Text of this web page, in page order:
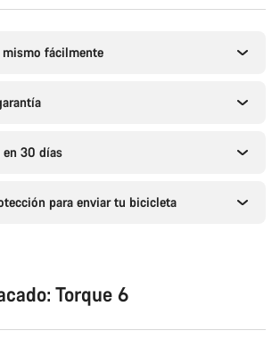
fácilmente
en 30 días
para enviar tu bicicleta
Torque 6